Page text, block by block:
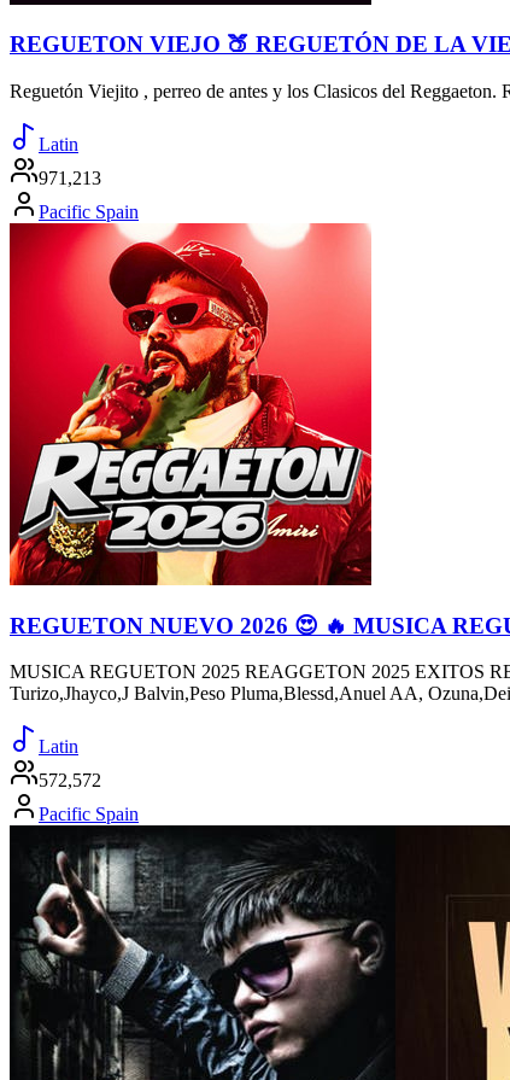
REGUETON VIEJO 🍑 REGUETÓN DE LA
Reguetón Viejito , perreo de antes y los Clasicos del
Latin
971,213
Pacific Spain
REGUETON NUEVO 2026 😍 🔥 MUSICA
MUSICA REGUETON 2025 REAGGETON 2025 EXITOS
Turizo,Jhayco,J Balvin,Peso Pluma,Blessd,Anuel AA,
Latin
572,572
Pacific Spain